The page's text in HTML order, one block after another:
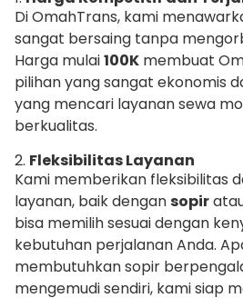
Di OmahTrans, kami
sangat bersaing tanpa
Harga mulai100K membuat
pilihan yang sangat ekonomis
yang mencari layanan sewa
berkualitas.
2. Fleksibilitas Layanan
Kami memberikan fleksibilitas
layanan, baik dengansopir
bisa memilih sesuai dengan
kebutuhan perjalanan Anda.
membutuhkan sopir
mengemudi sendiri, kami siap